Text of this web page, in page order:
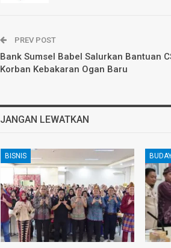
PREV POST
Bank Sumsel Babel Salurkan Bantuan
Korban Kebakaran Ogan Baru
JANGAN LEWATKAN
BISNIS